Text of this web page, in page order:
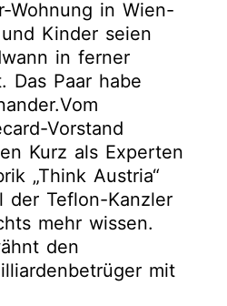
Wohnung in Wien-
Kinder seien
in ferner
Das Paar habe
Vorstand
Kurz als Experten
„Think Austria“
Teflon-Kanzler
mehr wissen.
den
mit